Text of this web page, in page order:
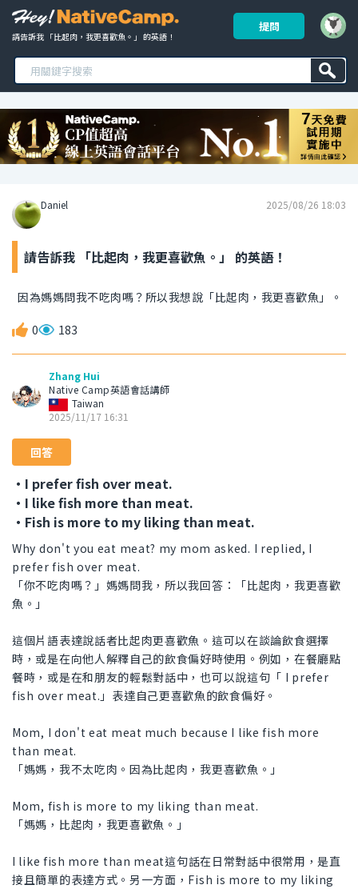
請告訴我 「比起肉，我更喜歡魚。」 的英語！
提問
Daniel 2025/08/26 18:03
請告訴我 「比起肉，我更喜歡魚。」 的英語！
因為媽媽問我不吃肉嗎？所以我想說「比起肉，我更喜歡魚」。
0 183
Zhang Hui
Native Camp英語會話講師
Taiwan
2025/11/17 16:31
回答
・I prefer fish over meat.
・I like fish more than meat.
・Fish is more to my liking than meat.
Why don't you eat meat? my mom asked. I replied, I
prefer fish over meat.
「你不吃肉嗎？」媽媽問我，所以我回答：「比起肉，我更喜歡
魚。」
這個片語表達說話者比起肉更喜歡魚。這可以在談論飲食選擇
時，或是在向他人解釋自己的飲食偏好時使用。例如，在餐廳點
餐時，或是在和朋友的輕鬆對話中，也可以說這句「 I prefer
fish over meat.」表達自己更喜歡魚的飲食偏好。
Mom, I don't eat meat much because I like fish more
than meat.
「媽媽，我不太吃肉。因為比起肉，我更喜歡魚。」
Mom, fish is more to my liking than meat.
「媽媽，比起肉，我更喜歡魚。」
I like fish more than meat這句話在日常對話中很常用，是直
接且簡單的表達方式。另一方面，Fish is more to my liking